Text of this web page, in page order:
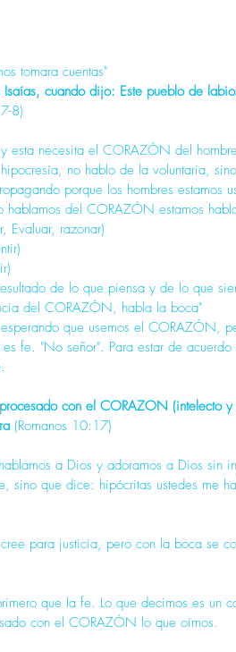
tomara cuentas"
cuando dijo: Este pueblo de
8)
esta necesita el CORAZÓN del
no hablo de la voluntaria,
porque los hombres estamos
del CORAZÓN estamos
Evaluar, razonar)
de lo que piensa y de lo que
del CORAZÓN, habla la boca"
que usemos el CORAZÓN,
fe. "No señor". Para estar de acuerdo
con el CORAZON (intelecto
(Romanos 10:17)
a Dios y adoramos a Dios sin
que dice: hipócritas ustedes me
para justicia, pero con la boca se
que la fe. Lo que decimos es un
con el CORAZÓN lo que oímos.